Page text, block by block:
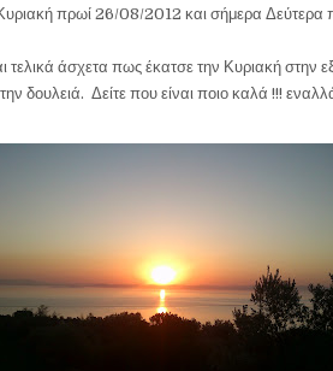
Κυριακή πρωί 26/08/2012 και σήμερα
τελικά άσχετα πως έκατσε την Κυριακή στην
δουλειά. Δείτε που είναι ποιο καλά !!!